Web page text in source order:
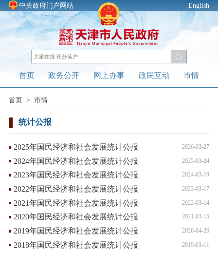
中央政府门户网站 English
首页 政务公开 网上办事 政民互动 市情
首页> 市情
统计公报
2025年国民经济和社会发展统计公报 2026-03-27
2024年国民经济和社会发展统计公报 2025-03-24
2023年国民经济和社会发展统计公报 2024-03-19
2022年国民经济和社会发展统计公报 2023-03-17
2021年国民经济和社会发展统计公报 2022-03-14
2020年国民经济和社会发展统计公报 2021-03-15
2019年国民经济和社会发展统计公报 2020-04-26
2018年国民经济和社会发展统计公报 2019-03-11